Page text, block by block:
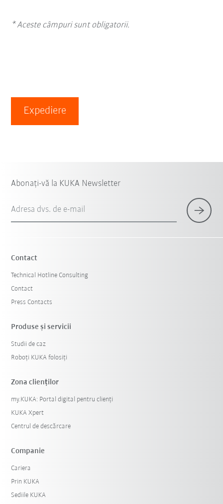
* Aceste câmpuri sunt obligatorii.
Expediere
Abonați-vă la KUKA Newsletter
Adresa dvs. de e-mail
Contact
Technical Hotline Consulting
Contact
Press Contacts
Produse şi servicii
Studii de caz
Roboți KUKA folosiți
Zona clienților
my.KUKA: Portal digital pentru clienți
KUKA Xpert
Centrul de descărcare
Companie
Cariera
Prin KUKA
Sediile KUKA